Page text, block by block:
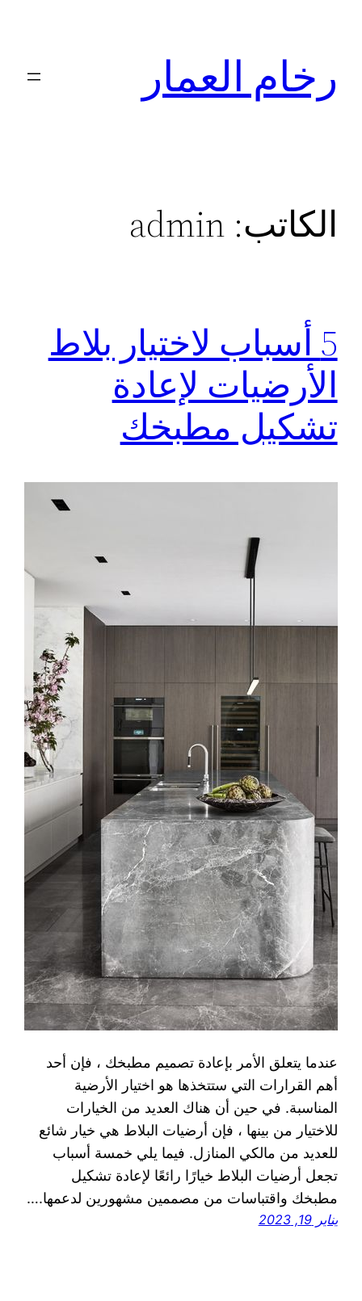
رخام العمار
الكاتب: admin
5 أسباب لاختيار بلاط
الأرضيات لإعادة
تشكيل مطبخك
عندما يتعلق الأمر بإعادة تصميم مطبخك ، فإن أحد
أهم القرارات التي ستتخذها هو اختيار الأرضية
المناسبة. في حين أن هناك العديد من الخيارات
للاختيار من بينها ، فإن أرضيات البلاط هي خيار شائع
للعديد من مالكي المنازل. فيما يلي خمسة أسباب
تجعل أرضيات البلاط خيارًا رائعًا لإعادة تشكيل
مطبخك واقتباسات من مصممين مشهورين لدعمها.…
يناير 19, 2023